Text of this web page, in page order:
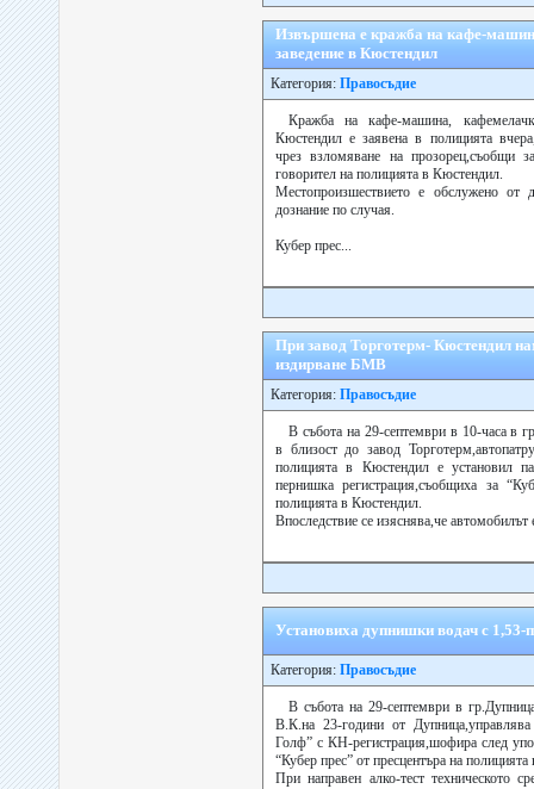
Извършена е кражба на кафе-
заведение в Кюстендил
Категория: Правосъдие
Кражба на кафе-машина,
Кюстендил е заявена в полицията
чрез взломяване на прозорец,съобщи
говорител на полицията в Кюстендил.
Местопроизшествието е обслужено от
дознание по случая.
Кубер прес...
При завод Торготерм- Кюстендил
издирване БМВ
Категория: Правосъдие
В събота на 29-септември в 10-часа в
в близост до завод
полицията в Кюстендил е установил
пернишка регистрация,съобщиха за
полицията в Кюстендил.
Впоследствие се изяснява,че автомобилът
Установиха дупнишки водач с 1,53-
Категория: Правосъдие
В събота на 29-септември в
В.К.на 23-години от
Голф” с КН-регистрация,шофира след
“Кубер прес” от пресцентъра на
При направен алко-тест техническото